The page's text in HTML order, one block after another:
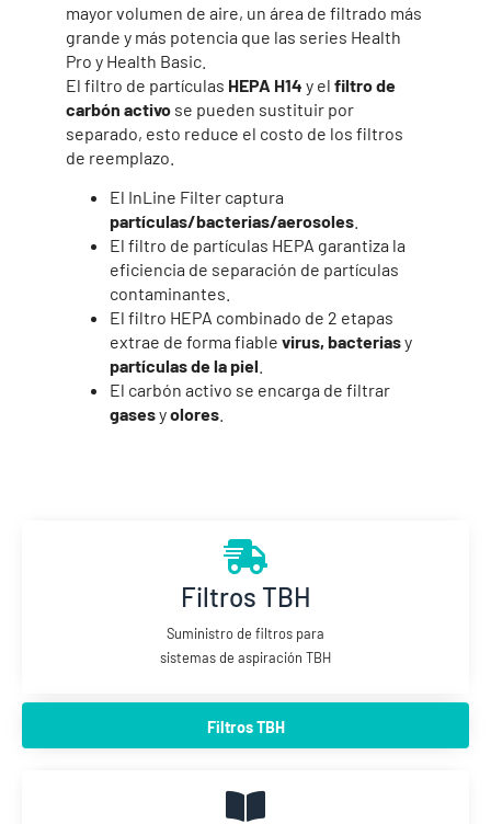
mayor volumen de aire, un área de filtrado más
grande y más potencia que las series Health
Pro y Health Basic.
El filtro de partículas HEPA H14 y el filtro de
carbón activo se pueden sustituir por
separado, esto reduce el costo de los filtros
de reemplazo.
El InLine Filter captura
partículas/bacterias/aerosoles
El filtro de partículas HEPA garantiza la
eficiencia de separación de partículas
contaminantes.
El filtro HEPA combinado de 2 etapas
extrae de forma fiable virus, bacteriasy
partículas de la piel
El carbón activo se encarga de filtrar
gasesyolores
Filtros TBH
Suministro de filtros para
sistemas de aspiración TBH
Filtros TBH